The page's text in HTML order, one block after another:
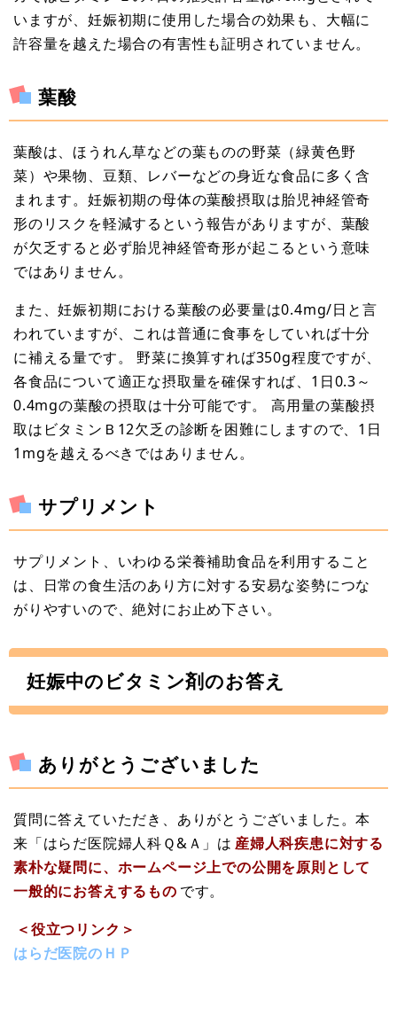
いますが、妊娠初期に使用した場合の効果も、大幅に
許容量を越えた場合の有害性も証明されていません。
葉酸
葉酸は、ほうれん草などの葉ものの野菜（緑黄色野
菜）や果物、豆類、レバーなどの身近な食品に多く含
まれます。妊娠初期の母体の葉酸摂取は胎児神経管奇
形のリスクを軽減するという報告がありますが、葉酸
が欠乏すると必ず胎児神経管奇形が起こるという意味
ではありません。
また、妊娠初期における葉酸の必要量は0.4mg/日と言
われていますが、これは普通に食事をしていれば十分
に補える量です。 野菜に換算すれば350g程度ですが、
各食品について適正な摂取量を確保すれば、1日0.3～
0.4mgの葉酸の摂取は十分可能です。 高用量の葉酸摂
取はビタミンＢ12欠乏の診断を困難にしますので、1日
1mgを越えるべきではありません。
サプリメント
サプリメント、いわゆる栄養補助食品を利用すること
は、日常の食生活のあり方に対する安易な姿勢につな
がりやすいので、絶対にお止め下さい。
妊娠中のビタミン剤のお答え
ありがとうございました
質問に答えていただき、ありがとうございました。本
来「はらだ医院婦人科Ｑ&Ａ」は 産婦人科疾患に対する
素朴な疑問に、ホームページ上での公開を原則として
一般的にお答えするもの です。
＜役立つリンク＞
はらだ医院のＨＰ